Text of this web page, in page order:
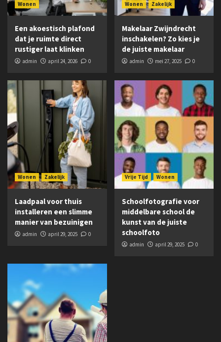
Wonen
Een akoestisch plafond
dat je ruimte direct
rustiger laat klinken
admin april 24, 2026 0
Wonen Zakelijk
Makelaar Zwijndrecht
inschakelen? Zo kies je
de juiste makelaar
admin mei 27, 2025 0
Wonen Zakelijk
Laadpaal voor thuis
installeren een slimme
manier van bezuinigen
admin april 29, 2025 0
Vrije Tijd Wonen
Schoolfotografie voor
middelbare school de
kunst van de juiste
schoolfoto
admin april 29, 2025 0